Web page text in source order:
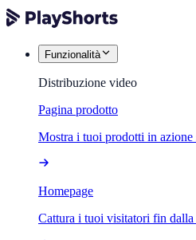
Funzionalità
Distribuzione video
Pagina prodotto
Mostra i tuoi prodotti in azione
Homepage
Cattura i tuoi visitatori fin dalla